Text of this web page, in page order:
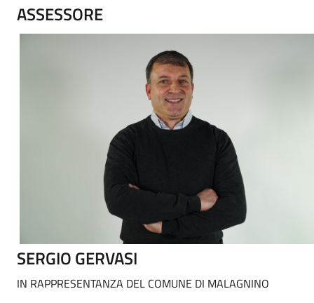
ASSESSORE
SERGIO GERVASI
IN RAPPRESENTANZA DEL COMUNE DI MALAGNINO